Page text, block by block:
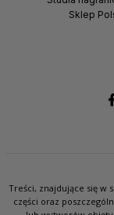
Sklep
Treści, znajdujące się w
części oraz